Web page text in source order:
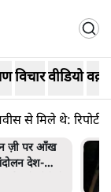
विचारवीडियो
से मिले थे: रिपोर्ट
के बेटे अबान अहमद
हादसे में मौत, जेल में बंद
जा रहे थे